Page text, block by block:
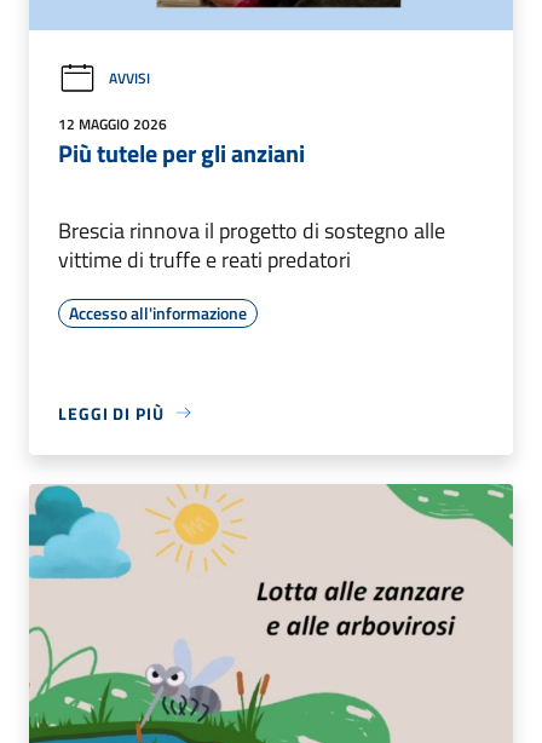
AVVISI
12 MAGGIO 2026
Più tutele per gli anziani
Brescia rinnova il progetto di sostegno alle
vittime di truffe e reati predatori
Accesso all'informazione
LEGGI DI PIÙ